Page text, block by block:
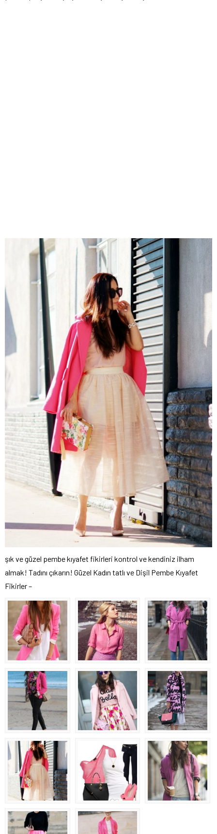
şık ve güzel pembe kıyafet fikirleri kontrol ve kendiniz ilham
almak! Tadını çıkarın! Güzel Kadın tatlı ve Dişil Pembe Kıyafet
Fikirler –